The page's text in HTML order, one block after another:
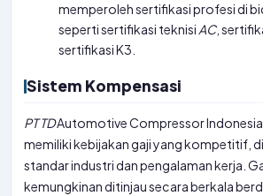
memperoleh sertifikasi profesi di
seperti sertifikasi teknisi AC,
sertifikasi K3.
Sistem Kompensasi
PTTDAutomotive Compressor
memiliki kebijakan gaji yang kompetitif,
standar industri dan pengalaman kerja.
kemungkinan ditinjau secara berkala